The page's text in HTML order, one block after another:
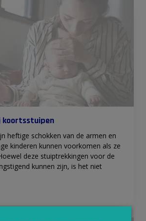
koortsstuipen
heftige schokken van de armen en
kinderen kunnen voorkomen als ze
deze stuiptrekkingen voor de
kunnen zijn, is het niet